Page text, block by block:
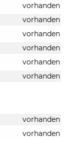
vorhanden
vorhanden
vorhanden
vorhanden
vorhanden
vorhanden
vorhanden
vorhanden